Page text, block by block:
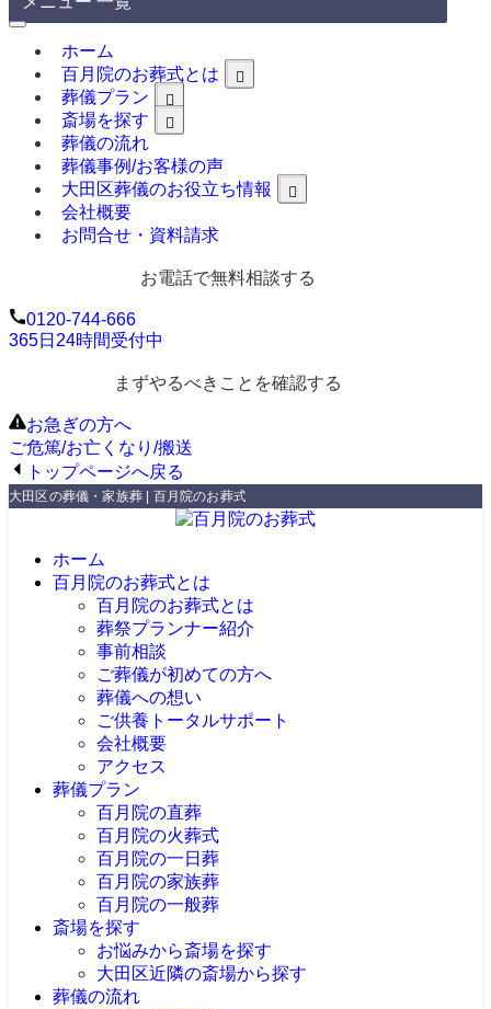
ホーム
百月院のお葬式とは
葬儀プラン
斎場を探す
葬儀の流れ
葬儀事例/お客様の声
大田区葬儀のお役立ち情報
会社概要
お問合せ・資料請求
お電話で無料相談する
0120-744-666
365日24時間受付中
まずやるべきことを確認する
お急ぎの方へ
ご危篤/お亡くなり/搬送
トップページへ戻る
大田区の葬儀・家族葬 | 百月院のお葬式
ホーム
百月院のお葬式とは
百月院のお葬式とは
葬祭プランナー紹介
事前相談
ご葬儀が初めての方へ
葬儀への想い
ご供養トータルサポート
会社概要
アクセス
葬儀プラン
百月院の直葬
百月院の火葬式
百月院の一日葬
百月院の家族葬
百月院の一般葬
斎場を探す
お悩みから斎場を探す
大田区近隣の斎場から探す
葬儀の流れ